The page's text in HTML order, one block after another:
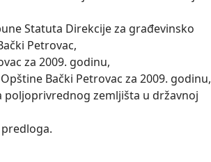
Statuta Direkcije za građevinsko
Petrovac,
za 2009. godinu,
Bački Petrovac za 2009. godinu,
poljoprivrednog zemljišta u državnoj